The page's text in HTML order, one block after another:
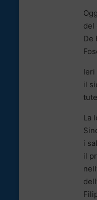
del
De
Ieri
il
La
i
il